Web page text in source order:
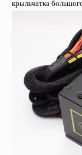
крыльчатка